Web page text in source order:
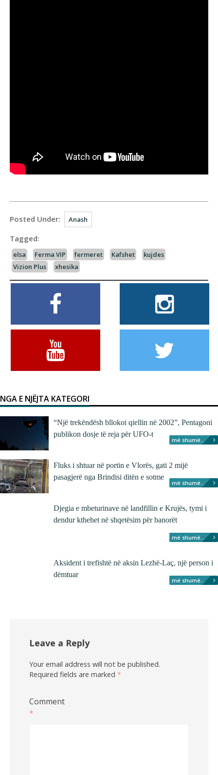
Posted Under: Anash
Tagged:
elsa Ferma VIP fermeret Kafshet
kujdes
Vizion Plus
xhesika
NGA E NJËJTA KATEGORI
“Një trekëndësh bllokoi qiellin në 2002”, Pentagoni
publikon dosje të reja për UFO-t
më shumë...
Fluks i shtuar në portin e Vlorës, gati 2 mijë
pasagjerë nga Brindisi ditën e sotme
më shumë...
Djegia e mbeturinave në landfillin e Krujës, tymi i
dendur kthehet në shqetësim për banorët
më shumë...
Aksident i trefishtë në aksin Lezhë-Laç, një person i
dëmtuar
më shumë...
Leave a Reply
Your email address will not be published.
Required fields are marked *
Comment
*